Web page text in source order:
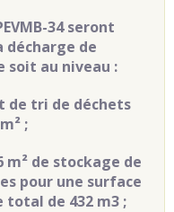
34 seront
de
soit au niveau :
de tri de déchets
;
m² de stockage de
pour une surface
total de 432 m3 ;